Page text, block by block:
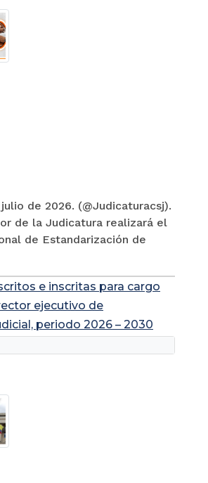
de 2026. (@Judicaturacsj).
de la Judicatura realizará el
de Estandarización de
e inscritas para cargo
ejecutivo de
periodo 2026 – 2030